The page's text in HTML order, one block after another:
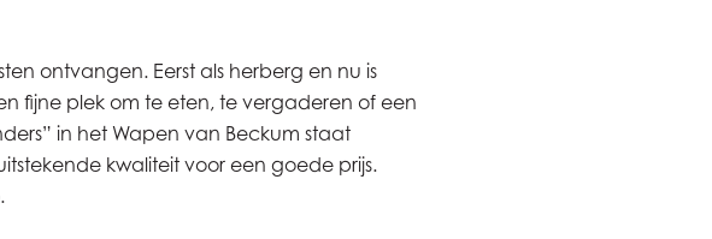
ontvangen. Eerst als herberg en nu is
fijne plek om te eten, te vergaderen of een
in het Wapen van Beckum staat
kwaliteit voor een goede prijs.